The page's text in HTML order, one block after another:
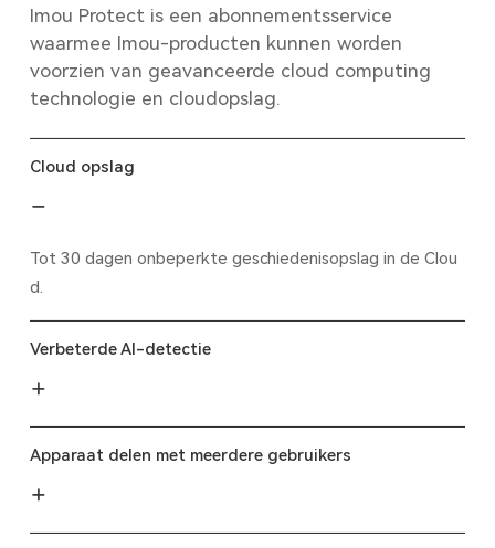
Imou Protect is een abonnementsservice
waarmee Imou-producten kunnen worden
voorzien van geavanceerde cloud computing
technologie en cloudopslag.
Cloud opslag
Tot 30 dagen onbeperkte geschiedenisopslag in de Clou
d.
Verbeterde AI-detectie
Apparaat delen met meerdere gebruikers